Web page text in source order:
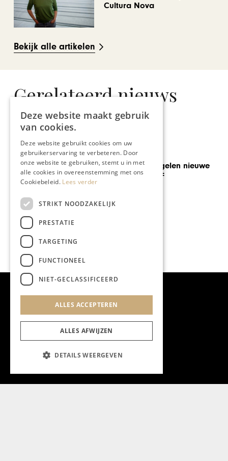
Cultura Nova
Bekijk alle artikelen
Gerelateerd nieuws
TEFAF
Hidde van Seggelen nieuwe
voorzitter TEFAF
Deze website maakt gebruik
van cookies.
Deze website gebruikt cookies om uw
gebruikerservaring te verbeteren. Door
onze website te gebruiken, stemt u in met
alle cookies in overeenstemming met ons
Cookiebeleid. Lees verder
STRIKT NOODZAKELIJK
PRESTATIE
TARGETING
FUNCTIONEEL
NIET-GECLASSIFICEERD
ALLES ACCEPTEREN
ALLES AFWIJZEN
DETAILS WEERGEVEN